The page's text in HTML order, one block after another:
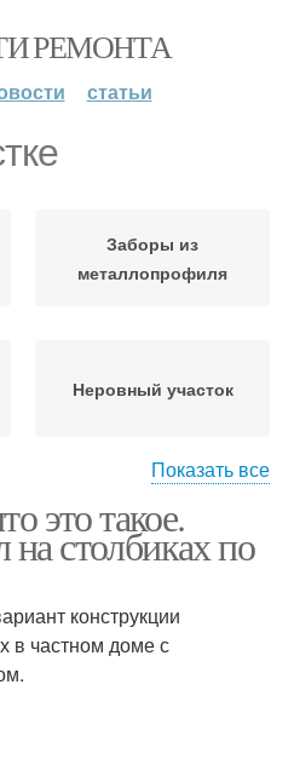
РЕМОНТА
статьи
Заборы из
металлопрофиля
Неровный участок
Показать все
это такое.
столбиках по
конструкции
в частном доме с